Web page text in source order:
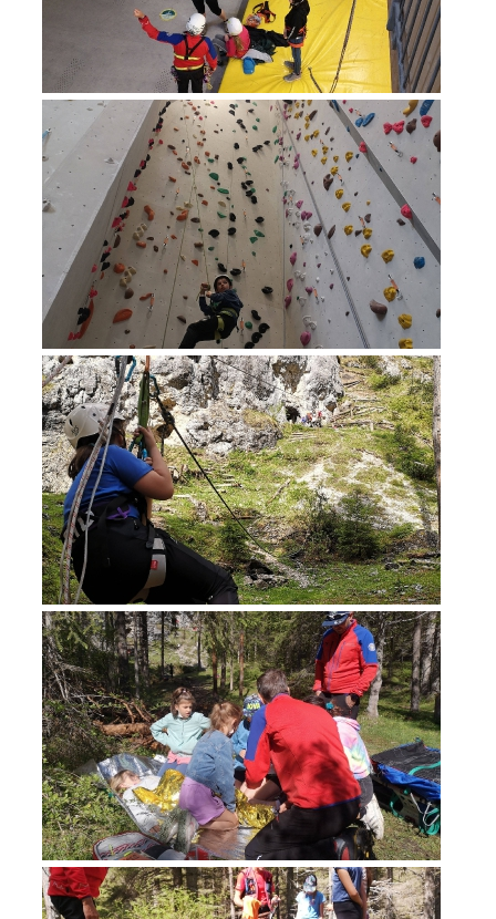
Richiesta di soccorso
Interventi